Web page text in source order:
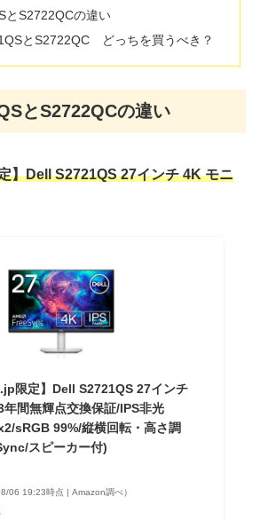
とS2722QCの違い
とS2722QC どっちを買うべき？
とS2722QCの違い
】Dell S2721QS 27インチ 4K モニ
限定】Dell S2721QS 27インチ
間無輝点交換保証/IPS非光
sRGB 99%/縦横回転・高さ調
スピーカー付)
06 19:23時点 | Amazon調べ）